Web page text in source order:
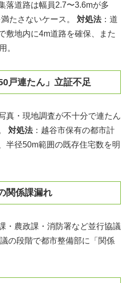
落道路は幅員2.7〜3.6mが多
たさないケース。 対処法：道
敷地内に4m道路を確保、また
。
戸連たん」立証不足
真・現地調査が不十分で連たん
対処法：越谷市保有の都市計
半径50m範囲の既存住宅数を明
関係課漏れ
・農政課・消防署など並行協議
の段階で都市整備部に「関係